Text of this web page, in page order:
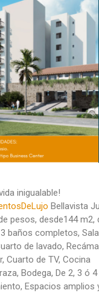
inigualable!
Bellavista
pesos, desde144 m2,
baños completos,
de lavado,
Cuarto de TV, Cocina
Bodega, De 2, 3 ó
Espacios amplios